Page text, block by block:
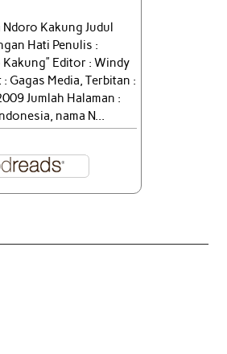
Kakung Judul
Hati Penulis :
Editor : Windy
Gagas Media, Terbitan :
Jumlah Halaman :
nama N...